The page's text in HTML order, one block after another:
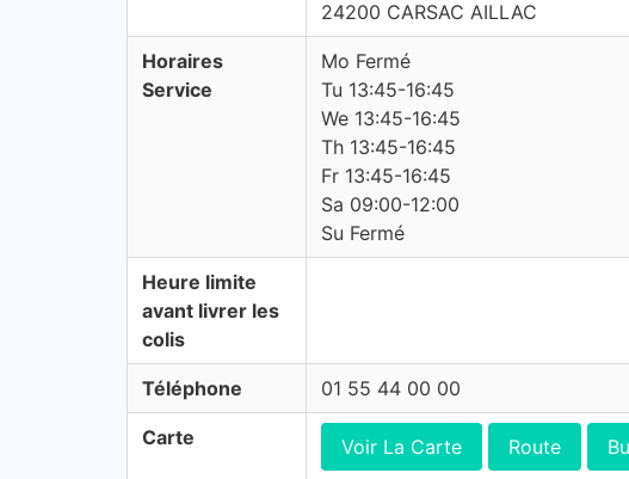
24200 CARSAC AILLAC
Horaires
Service
Mo Fermé
Tu 13:45-16:45
We 13:45-16:45
Th 13:45-16:45
Fr 13:45-16:45
Sa 09:00-12:00
Su Fermé
Heure limite
avant livrer les
colis
Téléphone 01 55 44 00 00
Carte Voir La Carte Route